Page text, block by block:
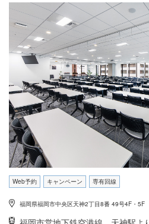
ます。6名から最大195名まで。会議後の懇親会も
Web予約 キャンペーン 専有回線
福岡県福岡市中央区天神2丁目8番 49号4F・5F